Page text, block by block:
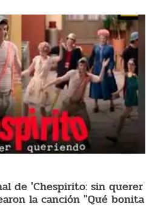
de 'Chespirito: sin querer
la canción "Qué bonita